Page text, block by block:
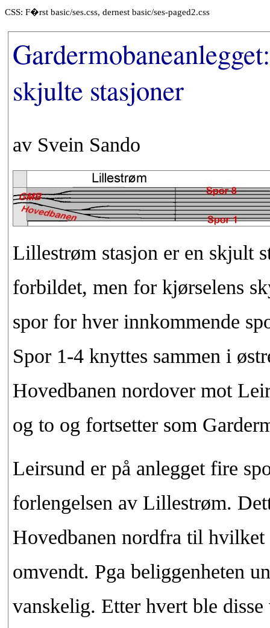
CSS: F�rst basic/ses.css, dernest basic/ses-paged2.css
skjulte stasjoner
av Svein Sando
Lillestrøm stasjon er en skjult
forbildet, men for kjørselens
spor for hver innkommende
Spor 1-4 knyttes sammen i
Hovedbanen nordover mot
og to og fortsetter som
Leirsund er på anlegget fire
forlengelsen av Lillestrøm.
Hovedbanen nordfra til
omvendt. Pga beliggenheten
vanskelig. Etter hvert ble